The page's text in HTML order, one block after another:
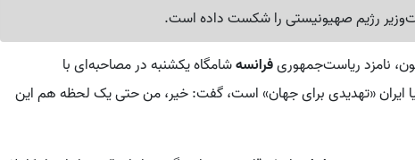
رژیم صهیونیستی را شکست داده است.
نامزد ریاست‌جمهوریفرانسهشامگاه یکشنبه در مصاحبه‌ای با
ایران «تهدیدی برای جهان» است، گفت: خیر، من حتی یک لحظه هم این